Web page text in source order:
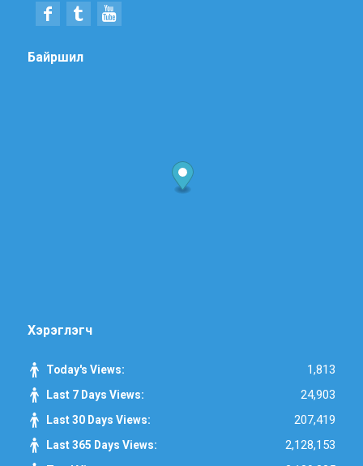
Байршил
Хэрэглэгч
Today's Views: 1,813
Last 7 Days Views: 24,903
Last 30 Days Views: 207,419
Last 365 Days Views: 2,128,153